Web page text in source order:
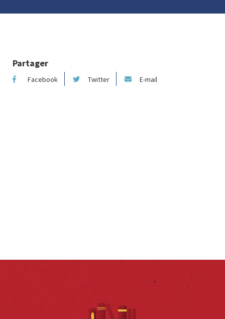
Partager
Facebook Twitter E-mail